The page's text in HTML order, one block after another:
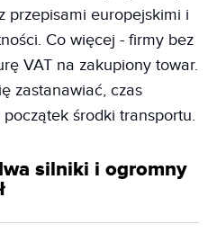
przepisami europejskimi i
Co więcej - firmy bez
VAT na zakupiony towar.
zastanawiać, czas
środki transportu.
silniki i ogromny